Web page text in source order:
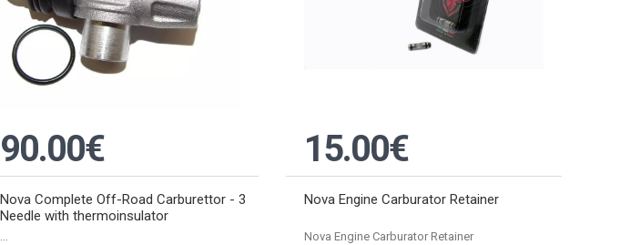
90.00€
Nova Complete Off-Road Carburettor - 3
Needle with thermoinsulator
...
15.00€
Nova Engine Carburator Retainer
Nova Engine Carburator Retainer